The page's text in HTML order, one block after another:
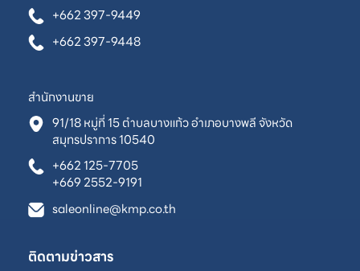
+662 397-9449
+662 397-9448
สำนักงานขาย
91/18 หมู่ที่ 15 ตำบลบางแก้ว อำเภอบางพลี จังหวัด
สมุทรปราการ 10540
+662 125-7705
+669 2552-9191
saleonline@kmp.co.th
ติดตามข่าวสาร